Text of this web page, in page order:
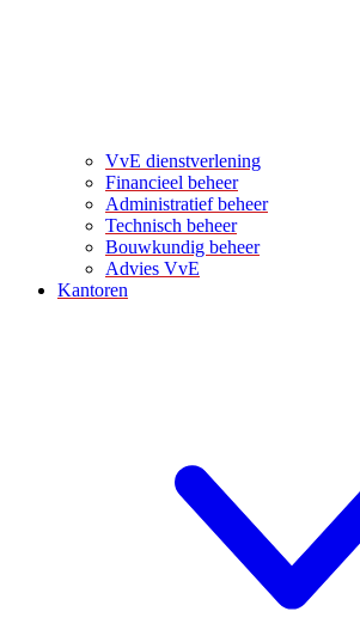
VvE dienstverlening
Financieel beheer
Administratief beheer
Technisch beheer
Bouwkundig beheer
Advies VvE
Kantoren